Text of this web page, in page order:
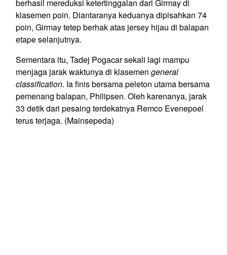
berhasil mereduksi ketertinggalan dari Girmay di
klasemen poin. Diantaranya keduanya dipisahkan 74
poin, Girmay tetep berhak atas jersey hijau di balapan
etape selanjutnya.
Sementara itu, Tadej Pogacar sekali lagi mampu
menjaga jarak waktunya di klasemen general
classification. Ia finis bersama peleton utama bersama
pemenang balapan, Philipsen. Oleh karenanya, jarak
33 detik dari pesaing terdekatnya Remco Evenepoel
terus terjaga. (Mainsepeda)